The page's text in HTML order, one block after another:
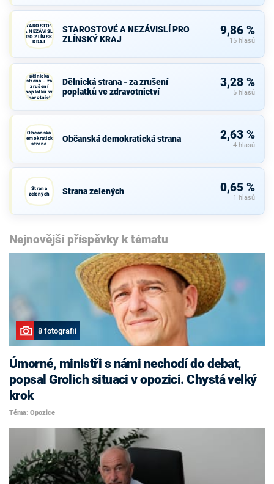
STAROSTOVÉ
A NEZÁVISLÍ
PRO ZLÍNSKÝ
KRAJ
STAROSTOVÉ A NEZÁVISLÍ PRO
ZLÍNSKÝ KRAJ
9,86 %
15 hlasů
Dělnická
strana - za
zrušení
poplatků ve
zdravotnictví
Dělnická strana - za zrušení
poplatků ve zdravotnictví
3,28 %
5 hlasů
Občanská
demokratická
strana
Občanská demokratická strana 2,63 %
4 hlasů
Strana
zelených
Strana zelených 0,65 %
1 hlasů
Nejnovější příspěvky k tématu
8 fotografií
Úmorné, ministři s námi nechodí do debat,
popsal Grolich situaci v opozici. Chystá velký
krok
Téma: Opozice